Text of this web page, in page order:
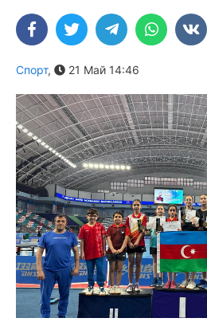
Спорт, 21 Май 14:46